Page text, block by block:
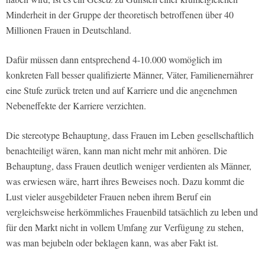
Minderheit in der Gruppe der theoretisch betroffenen über 40
Millionen Frauen in Deutschland.
Dafür müssen dann entsprechend 4-10.000 womöglich im
konkreten Fall besser qualifizierte Männer, Väter, Familienernährer
eine Stufe zurück treten und auf Karriere und die angenehmen
Nebeneffekte der Karriere verzichten.
Die stereotype Behauptung, dass Frauen im Leben gesellschaftlich
benachteiligt wären, kann man nicht mehr mit anhören. Die
Behauptung, dass Frauen deutlich weniger verdienten als Männer,
was erwiesen wäre, harrt ihres Beweises noch. Dazu kommt die
Lust vieler ausgebildeter Frauen neben ihrem Beruf ein
vergleichsweise herkömmliches Frauenbild tatsächlich zu leben und
für den Markt nicht in vollem Umfang zur Verfügung zu stehen,
was man bejubeln oder beklagen kann, was aber Fakt ist.